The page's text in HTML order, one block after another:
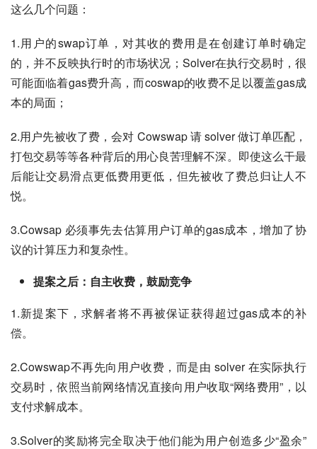
这么几个问题：
1.用户的swap订单，对其收的费用是在创建订单时确定
的，并不反映执行时的市场状况；Solver在执行交易时，很
可能面临着gas费升高，而coswap的收费不足以覆盖gas成
本的局面；
2.用户先被收了费，会对 Cowswap 请 solver 做订单匹配，
打包交易等等各种背后的用心良苦理解不深。即使这么干最
后能让交易滑点更低费用更低，但先被收了费总归让人不
悦。
3.Cowsap 必须事先去估算用户订单的gas成本，增加了协
议的计算压力和复杂性。
提案之后：自主收费，鼓励竞争
1.新提案下，求解者将不再被保证获得超过gas成本的补
偿。
2.Cowswap不再先向用户收费，而是由 solver 在实际执行
交易时，依照当前网络情况直接向用户收取“网络费用”，以
支付求解成本。
3.Solver的奖励将完全取决于他们能为用户创造多少“盈余”